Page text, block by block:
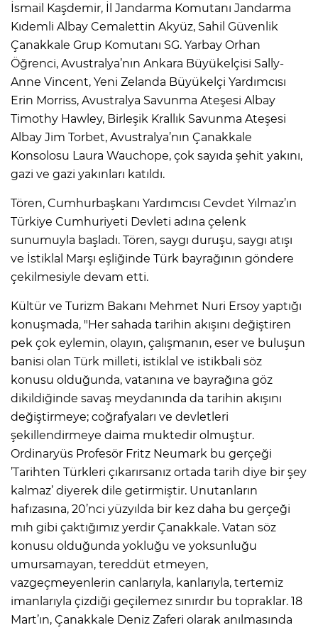
İsmail Kaşdemir, İl Jandarma Komutanı Jandarma
Kıdemli Albay Cemalettin Akyüz, Sahil Güvenlik
Çanakkale Grup Komutanı SG. Yarbay Orhan
Öğrenci, Avustralya’nın Ankara Büyükelçisi Sally-
Anne Vincent, Yeni Zelanda Büyükelçi Yardımcısı
Erin Morriss, Avustralya Savunma Ateşesi Albay
Timothy Hawley, Birleşik Krallık Savunma Ateşesi
Albay Jim Torbet, Avustralya’nın Çanakkale
Konsolosu Laura Wauchope, çok sayıda şehit yakını,
gazi ve gazi yakınları katıldı.
Tören, Cumhurbaşkanı Yardımcısı Cevdet Yılmaz’ın
Türkiye Cumhuriyeti Devleti adına çelenk
sunumuyla başladı. Tören, saygı duruşu, saygı atışı
ve İstiklal Marşı eşliğinde Türk bayrağının göndere
çekilmesiyle devam etti.
Kültür ve Turizm Bakanı Mehmet Nuri Ersoy yaptığı
konuşmada, "Her sahada tarihin akışını değiştiren
pek çok eylemin, olayın, çalışmanın, eser ve buluşun
banisi olan Türk milleti, istiklal ve istikbali söz
konusu olduğunda, vatanına ve bayrağına göz
dikildiğinde savaş meydanında da tarihin akışını
değiştirmeye; coğrafyaları ve devletleri
şekillendirmeye daima muktedir olmuştur.
Ordinaryüs Profesör Fritz Neumark bu gerçeği
’Tarihten Türkleri çıkarırsanız ortada tarih diye bir şey
kalmaz’ diyerek dile getirmiştir. Unutanların
hafızasına, 20’nci yüzyılda bir kez daha bu gerçeği
mıh gibi çaktığımız yerdir Çanakkale. Vatan söz
konusu olduğunda yokluğu ve yoksunluğu
umursamayan, tereddüt etmeyen,
vazgeçmeyenlerin canlarıyla, kanlarıyla, tertemiz
imanlarıyla çizdiği geçilemez sınırdır bu topraklar. 18
Mart’ın, Çanakkale Deniz Zaferi olarak anılmasında